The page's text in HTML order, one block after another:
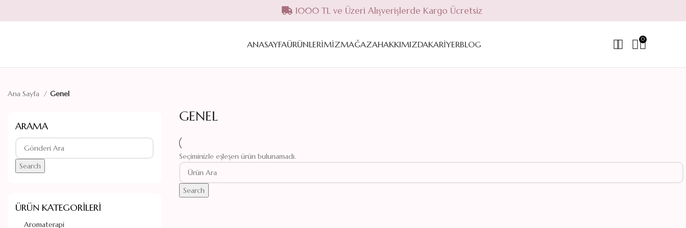
1000 TL ve Üzeri Alışverişlerde Kargo Ücretsiz
ANASAYFAÜRÜNLERIMIZMAĞAZAHAKKIMIZDAKARIYERBLOG 0
Ana Sayfa Genel
ARAMA
Search
ÜRÜN KATEGORILERI
Aromaterapi
GENEL
Seçiminizle eşleşen ürün bulunamadı.
Search